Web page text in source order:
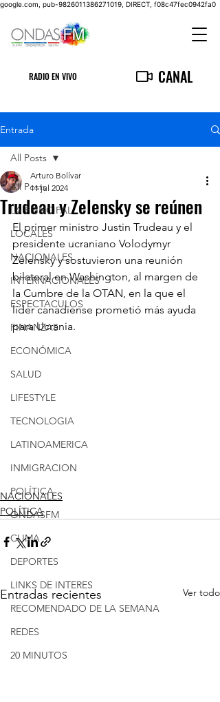
google.com, pub-9826011386271019, DIRECT, f08c47fec0942fa0
RADIO EN VIVO CANAL
Entrada
All Posts
LA PRINCIPAL
LOCALES
NACIONALES
INTERNACIONALES
ESPECTACULOS
FINANZAS
ECONÓMICA
SALUD
LIFESTYLE
TECNOLOGIA
LATINOAMERICA
INMIGRACION
POLÍTICA
ONDASFM
CLIMA
DEPORTES
LINKS DE INTERES
RECOMENDADO DE LA SEMANA
REDES
20 MINUTOS
All Posts
Trudeau y Zelensky se reúnen
Arturo Bolívar
11 jul 2024
El primer ministro Justin Trudeau y el
presidente ucraniano Volodymyr
Zelensky y sostuvieron una reunión
bilateral en Washington, al margen de
la Cumbre de la OTAN, en la que el
líder canadiense prometió más ayuda
para Ucrania.
NACIONALES
POLÍTICA
Entradas recientes Ver todo